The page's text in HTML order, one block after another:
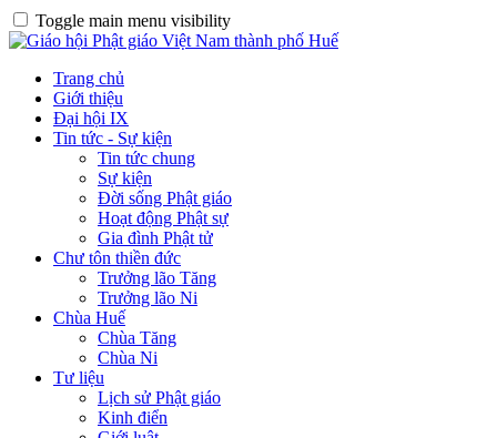
Toggle main menu visibility
Trang chủ
Giới thiệu
Đại hội IX
Tin tức - Sự kiện
Tin tức chung
Sự kiện
Đời sống Phật giáo
Hoạt động Phật sự
Gia đình Phật tử
Chư tôn thiền đức
Trưởng lão Tăng
Trưởng lão Ni
Chùa Huế
Chùa Tăng
Chùa Ni
Tư liệu
Lịch sử Phật giáo
Kinh điển